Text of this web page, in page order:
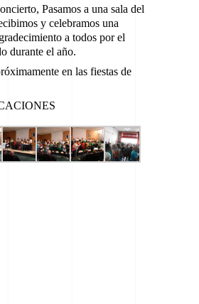
Pasamos a una sala del
y celebramos una
a todos por el
durante el año.
en las fiestas de